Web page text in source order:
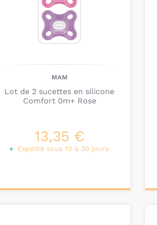
MAM
Lot de 2 sucettes en silicone
Comfort 0m+ Rose
13,35 €
Expédié sous 10 à 30 jours